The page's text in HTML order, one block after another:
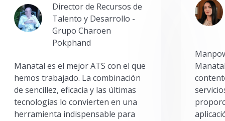
Director de Recursos de
Talento y Desarrollo -
Grupo Charoen
Pokphand
Manatal es el mejor ATS con el que
hemos trabajado. La combinación
de sencillez, eficacia y las últimas
tecnologías lo convierten en una
herramienta indispensable para